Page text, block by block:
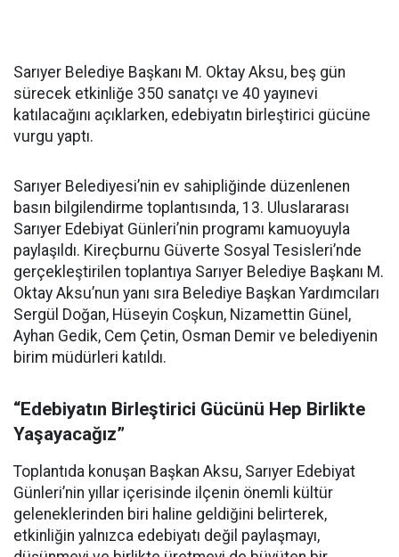
Sarıyer Belediye Başkanı M. Oktay Aksu, beş gün
sürecek etkinliğe 350 sanatçı ve 40 yayınevi
katılacağını açıklarken, edebiyatın birleştirici gücüne
vurgu yaptı.
Sarıyer Belediyesi’nin ev sahipliğinde düzenlenen
basın bilgilendirme toplantısında, 13. Uluslararası
Sarıyer Edebiyat Günleri’nin programı kamuoyuyla
paylaşıldı. Kireçburnu Güverte Sosyal Tesisleri’nde
gerçekleştirilen toplantıya Sarıyer Belediye Başkanı M.
Oktay Aksu’nun yanı sıra Belediye Başkan Yardımcıları
Sergül Doğan, Hüseyin Coşkun, Nizamettin Günel,
Ayhan Gedik, Cem Çetin, Osman Demir ve belediyenin
birim müdürleri katıldı.
“Edebiyatın Birleştirici Gücünü Hep Birlikte
Yaşayacağız”
Toplantıda konuşan Başkan Aksu, Sarıyer Edebiyat
Günleri’nin yıllar içerisinde ilçenin önemli kültür
geleneklerinden biri haline geldiğini belirterek,
etkinliğin yalnızca edebiyatı değil paylaşmayı,